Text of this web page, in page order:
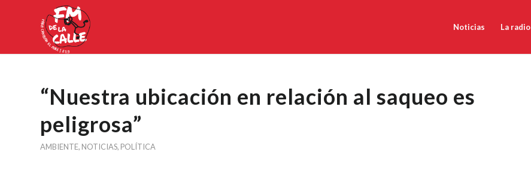
Noticias La radio
“Nuestra ubicación en relación al saqueo es
peligrosa”
AMBIENTE, NOTICIAS, POLÍTICA